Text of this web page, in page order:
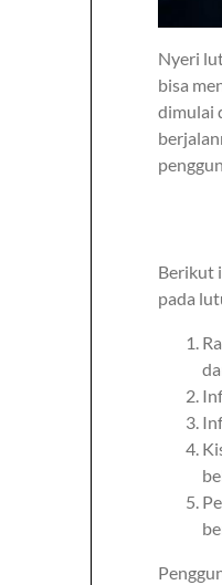
Nyeri
bisa
dimulai
Berikut
pada